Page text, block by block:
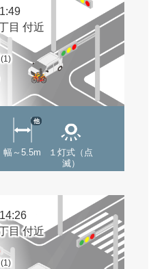
目 付近
(1)
幅～5.5m
他
１灯式（点
滅）
目 付近
(1)